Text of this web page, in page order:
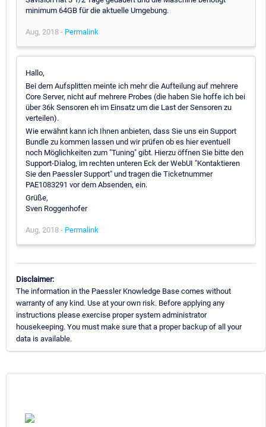
minimum 64GB für die aktuelle Umgebung.
Aug, 2018 - Permalink
Hallo,
Bei dem Aufsplitten meinte ich mehr die Aufteilung auf mehrere
Core Server, nicht auf mehrere Probes (die haben Sie hoffe ich bei
über 36k Sensoren eh im Einsatz um die Last der Sensoren zu
verteilen).
Wie erwähnt kann ich Ihnen anbieten, dass Sie uns ein Support
Bundle zu kommen lassen und wir prüfen ob es hier eventuell
noch Möglichkeiten zum "Tuning" gibt. Hierzu öffnen Sie bitte den
Support-Dialog, im rechten unteren Eck der WebUI "Kontaktieren
Sie den Paessler Support" und tragen die Ticketnummer
PAE1083291 vor dem Absenden, ein.
Grüße,
Sven Roggenhofer
Aug, 2018 - Permalink
Disclaimer:
The information in the Paessler Knowledge Base comes without
warranty of any kind. Use at your own risk. Before applying any
instructions please exercise proper system administrator
housekeeping. You must make sure that a proper backup of all your
data is available.